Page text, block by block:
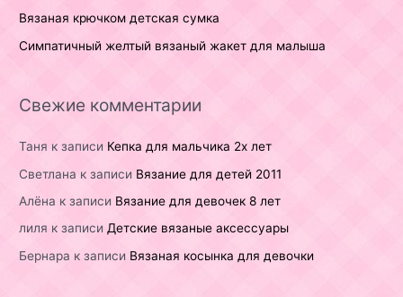
Вязаная крючком детская сумка
Симпатичный желтый вязаный жакет для малыша
Свежие комментарии
Таня к записи Кепка для мальчика 2х лет
Светлана к записи Вязание для детей 2011
Алёна к записи Вязание для девочек 8 лет
лиля к записиДетские вязаные аксессуары
Бернара к записи Вязаная косынка для девочки